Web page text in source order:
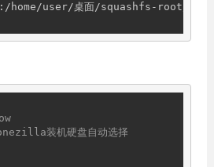
home/user/桌面/squashfs-root/
装机硬盘自动选择